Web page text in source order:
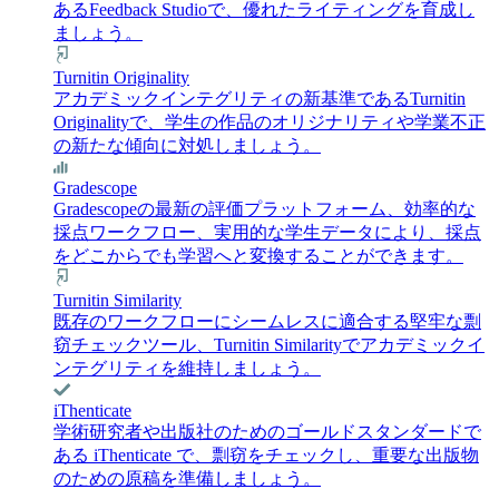
あるFeedback Studioで、優れたライティングを育成し
ましょう。
Turnitin Originality
アカデミックインテグリティの新基準であるTurnitin
Originalityで、学生の作品のオリジナリティや学業不正
の新たな傾向に対処しましょう。
Gradescope
Gradescopeの最新の評価プラットフォーム、効率的な
採点ワークフロー、実用的な学生データにより、採点
をどこからでも学習へと変換することができます。
Turnitin Similarity
既存のワークフローにシームレスに適合する堅牢な剽
窃チェックツール、Turnitin Similarityでアカデミックイ
ンテグリティを維持しましょう。
iThenticate
学術研究者や出版社のためのゴールドスタンダードで
ある iThenticate で、剽窃をチェックし、重要な出版物
のための原稿を準備しましょう。